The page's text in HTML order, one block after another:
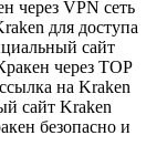
через VPN сеть
для доступа
сайт
через ТОР
на Kraken
сайт Kraken
безопасно и